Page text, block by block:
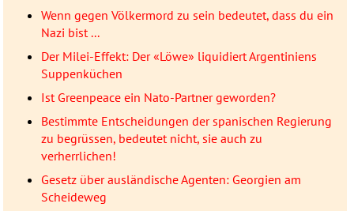
Wenn gegen Völkermord zu sein bedeutet, dass du ein
Nazi bist ...
Der Milei-Effekt: Der «Löwe» liquidiert Argentiniens
Suppenküchen
Ist Greenpeace ein Nato-Partner geworden?
Bestimmte Entscheidungen der spanischen Regierung
zu begrüssen, bedeutet nicht, sie auch zu
verherrlichen!
Gesetz über ausländische Agenten: Georgien am
Scheideweg